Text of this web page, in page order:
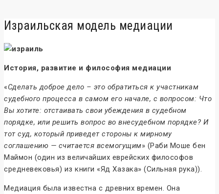
Израильская модель медиации
История, развитие и философия медиации
«Сделать доброе дело – это обратиться к участникам
судебного процесса в самом его начале, с вопросом: Что
Вы хотите: отстаивать свои убеждения в судебном
порядке, или решить вопрос во внесудебном порядке? И
тот суд, который приведет стороны к мирному
соглашению — считается всемогущим» (Раби Моше бен
Маймон (один из величайших еврейских философов
средневековья) из книги «Яд Хазака» (Сильная рука)).
Медиация была известна с древних времен. Она